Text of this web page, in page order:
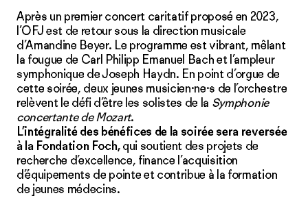
Après un premier concert caritatif proposé en 2023,
l’OFJ est de retour sous la direction musicale
d’Amandine Beyer. Le programme est vibrant, mêlant
la fougue de Carl Philipp Emanuel Bach et l’ampleur
symphonique de Joseph Haydn. En point d’orgue de
cette soirée, deux jeunes musicien·ne·s de l’orchestre
relèvent le défi d’être les solistes de la Symphonie
concertante de Mozart.
L’intégralité des bénéfices de la soirée sera reversée
à la Fondation Foch,qui soutient des projets de
recherche d’excellence, finance l’acquisition
d’équipements de pointe et contribue à la formation
de jeunes médecins.